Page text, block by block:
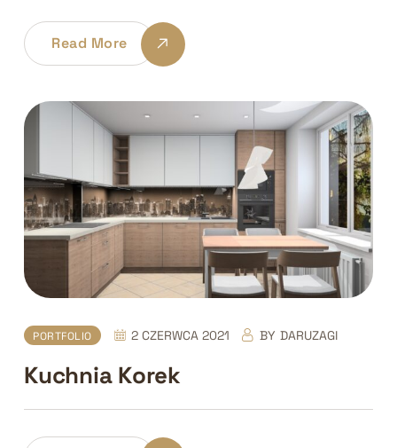
Read More
PORTFOLIO 2 CZERWCA 2021 BY DARUZAGI
Kuchnia Korek